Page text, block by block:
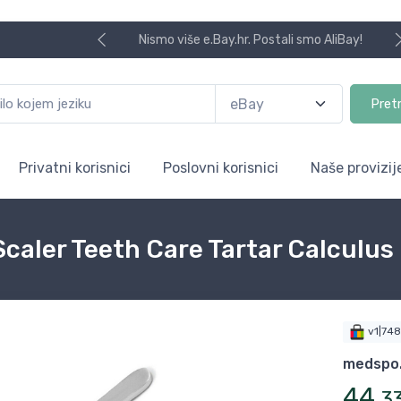
Nismo više e.Bay.hr. Postali smo AliBay!
Privatni korisnici Poslovni korisnici Naše
Teeth Care Tartar Calculus